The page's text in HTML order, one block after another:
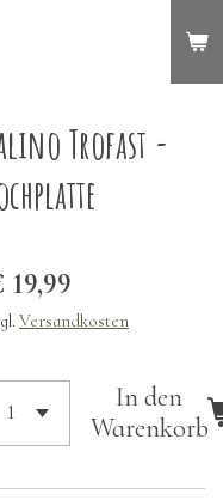
Trofast -
19,99
Versandkosten
In den
Warenkorb